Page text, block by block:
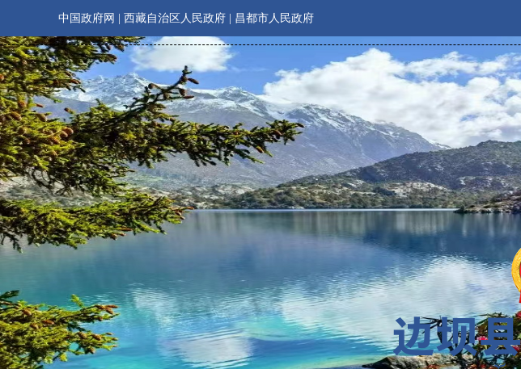
中国政府网 西藏自治区人民政府 昌都市人民政府